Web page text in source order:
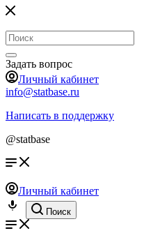
Задать вопрос
Личный кабинет
info@statbase.ru
Написать в поддержку
@statbase
Личный кабинет
Поиск